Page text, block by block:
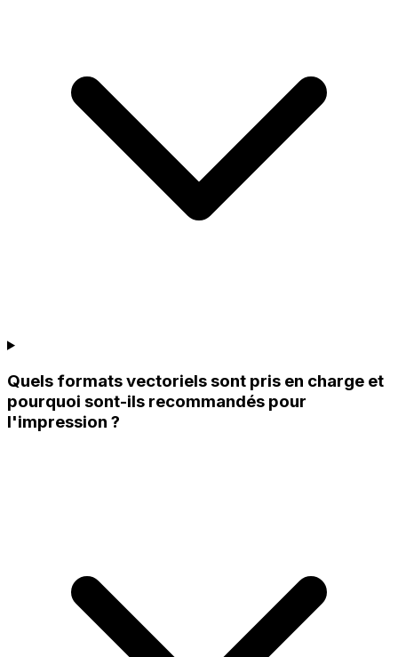
Quels formats vectoriels sont pris en charge et
pourquoi sont-ils recommandés pour
l'impression ?